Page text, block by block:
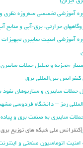
آموزشی تخصصی سه‌روزه نظری
حرارتی، برق‏-آبی و منابع آب
آموزشی امنیت سایبری
«تجزیه ‌و تحلیل حملات
بین‌المللی برق
حملات سایبری و سناریوهای
رمز – دانشگاه فردوسی
حملات سایبری به صنعت برق و
(کنفرانس ملی شبکه های توزیع
اتوماسیون صنعتی و